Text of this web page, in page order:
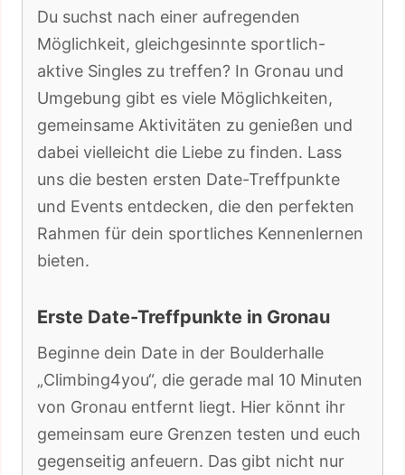
Du suchst nach einer aufregenden
Möglichkeit, gleichgesinnte sportlich-
aktive Singles zu treffen? In Gronau und
Umgebung gibt es viele Möglichkeiten,
gemeinsame Aktivitäten zu genießen und
dabei vielleicht die Liebe zu finden. Lass
uns die besten ersten Date-Treffpunkte
und Events entdecken, die den perfekten
Rahmen für dein sportliches Kennenlernen
bieten.
Erste Date-Treffpunkte in Gronau
Beginne dein Date in der Boulderhalle
„Climbing4you“, die gerade mal 10 Minuten
von Gronau entfernt liegt. Hier könnt ihr
gemeinsam eure Grenzen testen und euch
gegenseitig anfeuern. Das gibt nicht nur